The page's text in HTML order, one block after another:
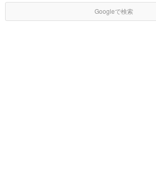
Googleで検索